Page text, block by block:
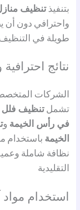
بتنفيذتنظيف
واحترافي دون
طويلة في
نتائج
الشركات
تشملتنظيف
في رأس الخيمة و
الخيمة باستخدام
نظافة شاملة
التقليدية
استخدام